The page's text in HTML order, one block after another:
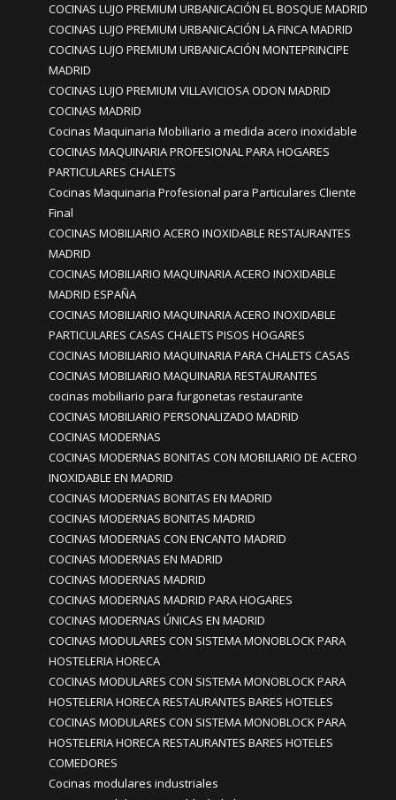
COCINAS LUJO PREMIUM URBANICACIÓN EL BOSQUE MADRID
COCINAS LUJO PREMIUM URBANICACIÓN LA FINCA MADRID
COCINAS LUJO PREMIUM URBANICACIÓN MONTEPRINCIPE
MADRID
COCINAS LUJO PREMIUM VILLAVICIOSA ODON MADRID
COCINAS MADRID
Cocinas Maquinaria Mobiliario a medida acero inoxidable
COCINAS MAQUINARIA PROFESIONAL PARA HOGARES
PARTICULARES CHALETS
Cocinas Maquinaria Profesional para Particulares Cliente
Final
COCINAS MOBILIARIO ACERO INOXIDABLE RESTAURANTES
MADRID
COCINAS MOBILIARIO MAQUINARIA ACERO INOXIDABLE
MADRID ESPAÑA
COCINAS MOBILIARIO MAQUINARIA ACERO INOXIDABLE
PARTICULARES CASAS CHALETS PISOS HOGARES
COCINAS MOBILIARIO MAQUINARIA PARA CHALETS CASAS
COCINAS MOBILIARIO MAQUINARIA RESTAURANTES
cocinas mobiliario para furgonetas restaurante
COCINAS MOBILIARIO PERSONALIZADO MADRID
COCINAS MODERNAS
COCINAS MODERNAS BONITAS CON MOBILIARIO DE ACERO
INOXIDABLE EN MADRID
COCINAS MODERNAS BONITAS EN MADRID
COCINAS MODERNAS BONITAS MADRID
COCINAS MODERNAS CON ENCANTO MADRID
COCINAS MODERNAS EN MADRID
COCINAS MODERNAS MADRID
COCINAS MODERNAS MADRID PARA HOGARES
COCINAS MODERNAS ÚNICAS EN MADRID
COCINAS MODULARES CON SISTEMA MONOBLOCK PARA
HOSTELERIA HORECA
COCINAS MODULARES CON SISTEMA MONOBLOCK PARA
HOSTELERIA HORECA RESTAURANTES BARES HOTELES
COCINAS MODULARES CON SISTEMA MONOBLOCK PARA
HOSTELERIA HORECA RESTAURANTES BARES HOTELES
COMEDORES
Cocinas modulares industriales